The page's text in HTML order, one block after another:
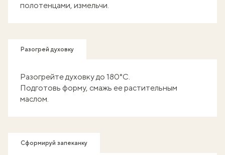
полотенцами, измельчи.
Разогрей духовку
Разогрейте духовку до 180°С.
Подготовь форму, смажь ее растительным
маслом.
Сформируй запеканку